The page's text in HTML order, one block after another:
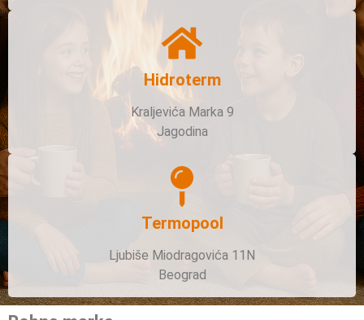
Hidroterm
Kraljevića Marka 9
Jagodina
Termopool
Ljubiše Miodragovića 11N
Beograd